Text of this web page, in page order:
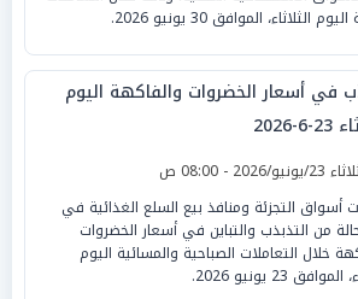
الثلاثاء، الموافق 30 يونيو 2026.
في أسعار الخضروات والفاكهة اليوم
2026
2026 - 08:00 ص
التجزئة ومنافذ بيع السلع الغذائية في
من التذبذب والتباين في أسعار الخضروات
خلال التعاملات الصباحية والمسائية اليوم
23 يونيو 2026.